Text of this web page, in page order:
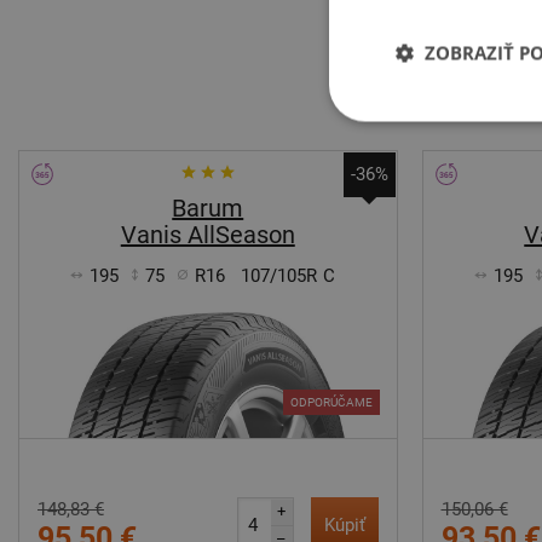
-36%
Barum
Vanis AllSeason
195 75 R16 107/105R C
ODPORÚČAME
148,83 €
+
Kúpiť
195
150,06 €
ZOBRAZIŤ